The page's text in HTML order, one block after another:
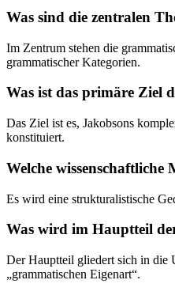
Was sind die zentralen
Im Zentrum stehen die
grammatischer Kategorien.
Was ist das primäre Ziel
Das Ziel ist es, Jakobsons
konstituiert.
Welche
Es wird eine strukturalistische
Was wird im Hauptteil
Der Hauptteil gliedert sich in die
„grammatischen Eigenart“.